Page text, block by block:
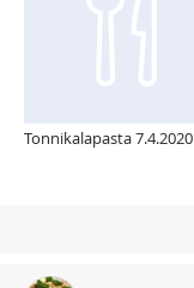
Tonnikalapasta 7.4.2020